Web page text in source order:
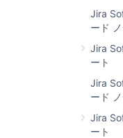
Jira
ード
Jira
ート
Jira
ード
Jira
ート
の変更点の情報
最終更新日:
この内容はお役